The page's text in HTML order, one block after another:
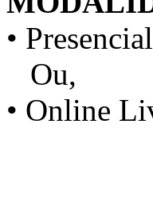
•
Ou,
• Online